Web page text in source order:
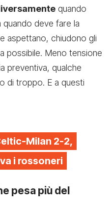
quando
deve fare la
aspettano, chiudono gli
possibile. Meno tensione
preventiva, qualche
di troppo. E a questi
Milan 2-2,
i rossoneri
pesa più del